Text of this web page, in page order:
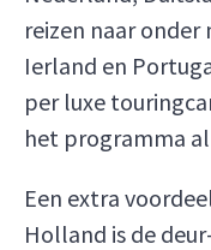
reizen naar
Ierland en
per luxe
het programma
Een extra
Holland is de